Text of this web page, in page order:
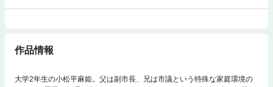
作品情報
大学2年生の小松平麻姫。父は副市長、兄は市議という特殊な家庭環境の